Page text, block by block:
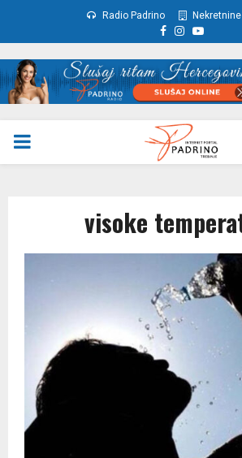
Radio Padrino
Facebook
Instagram
Youtube
PRIMARY
visoke